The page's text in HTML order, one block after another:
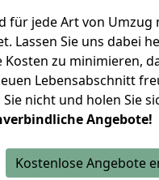
für jede Art von Umzug
Lassen Sie uns dabei
Kosten zu minimieren,
Lebensabschnitt
nicht und holen Sie
Angebote!
Kostenlose Angebote